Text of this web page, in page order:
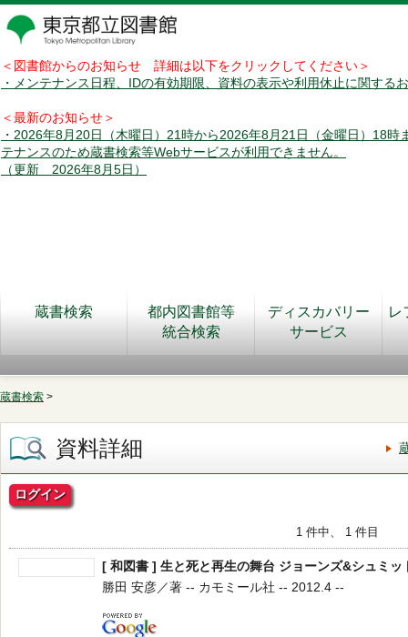
＜図書館からのお知らせ 詳細は以下をクリックしてください＞
・メンテナンス日程、IDの有効期限、資料の表示や利用休止に関する
＜最新のお知らせ＞
・2026年8月20日（木曜日）21時から2026年8月21日（金曜日）18時
テナンスのため蔵書検索等Webサービスが利用できません。
（更新 2026年8月5日）
蔵書検索
都内図書館等
統合検索
ディスカバリー
サービス
レ
蔵書検索 >
資料詳細
ログイン
1 件中、 1 件目
[ 和図書 ] 生と死と再生の舞台 ジョーンズ&シュミッ
勝田 安彦／著 -- カモミール社 -- 2012.4 --